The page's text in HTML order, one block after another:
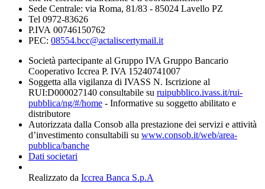
Sede Centrale: via Roma, 81/83 - 85024 Lavello PZ
Tel 0972-83626
P.IVA 00746150762
PEC: 08554.bcc@actaliscertymail.it
Società partecipante al Gruppo IVA Gruppo Bancario
Cooperativo Iccrea P. IVA 15240741007
Soggetta alla vigilanza di IVASS N. Iscrizione al
RUI:D000027140 consultabile su ruipubblico.ivass.it/rui-
pubblica/ng/#/home - Informative su soggetto abilitato e
distributore
Autorizzata dalla Consob alla prestazione dei servizi e attività
d’investimento consultabili su www.consob.it/web/area-
pubblica/banche
Dati societari
Realizzato da Iccrea Banca S.p.A